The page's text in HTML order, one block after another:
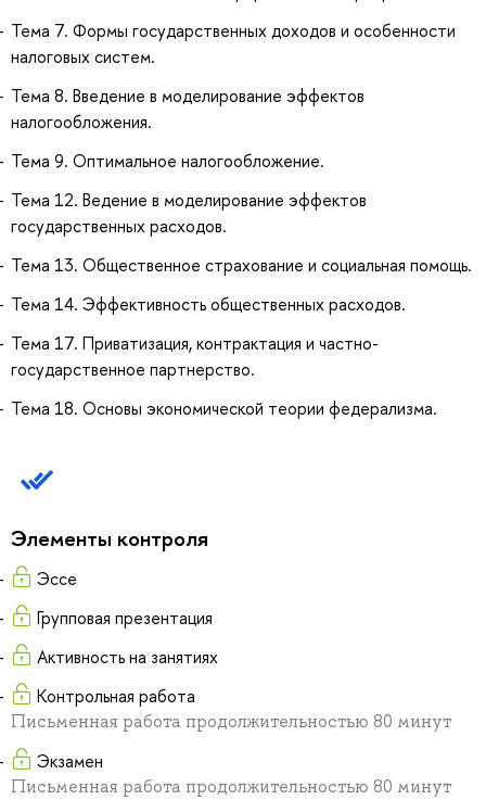
Тема 7. Формы государственных доходов и особенности
налоговых систем.
Тема 8. Введение в моделирование эффектов
налогообложения.
Тема 9. Оптимальное налогообложение.
Тема 12. Ведение в моделирование эффектов
государственных расходов.
Тема 13. Общественное страхование и социальная помощь.
Тема 14. Эффективность общественных расходов.
Тема 17. Приватизация, контрактация и частно-
государственное партнерство.
Тема 18. Основы экономической теории федерализма.
Элементы контроля
Эссе
Групповая презентация
Активность на занятиях
Контрольная работа
Письменная работа продолжительностью 80 минут
Экзамен
Письменная работа продолжительностью 80 минут